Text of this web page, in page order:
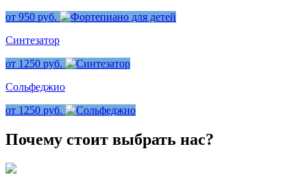
от 950 руб.
Синтезатор
от 1250 руб.
Сольфеджио
от 1250 руб.
Почему стоит выбрать нас?